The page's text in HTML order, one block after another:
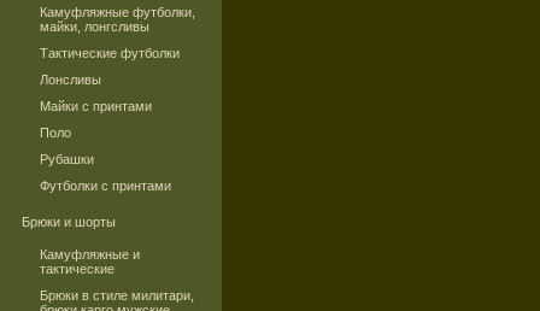
Камуфляжные футболки,
майки, лонгсливы
Тактические футболки
Лонсливы
Майки с принтами
Поло
Рубашки
Футболки с принтами
Брюки и шорты
Камуфляжные и
тактические
Брюки в стиле милитари,